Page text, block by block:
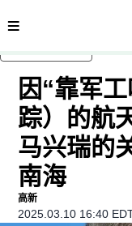
内容分类
因“靠军
踪）的航
马兴瑞的
南海
高新
2025.03.10 16:40